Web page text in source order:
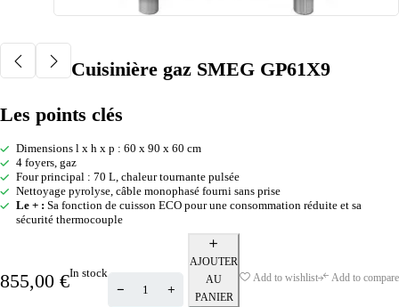
Cuisinière gaz SMEG GP61X9
Les points clés
Dimensions l x h x p : 60 x 90 x 60 cm
4 foyers, gaz
Four principal : 70 L, chaleur tournante pulsée
Nettoyage pyrolyse, câble monophasé fourni sans prise
Le + : Sa fonction de cuisson ECO pour une consommation réduite et sa
sécurité thermocouple
855,00 €In stock
AJOUTER
AU
PANIER
Add to wishlist Add to compare